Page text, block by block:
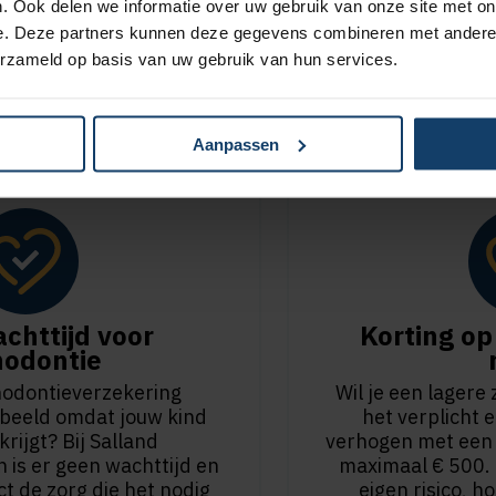
Ook delen we informatie over uw gebruik van onze site met
Deze partners kunnen deze gegevens combineren met
op basis van uw gebruik van hun services.
Aanpassen
verzekerd en wil je overstappen naar deze
in Mijn Salland.
voor
omdat jouw kind
Bij Salland
is er geen wachttijd en
de zorg die het nodig
Korting
Wil je een lagere
het verplicht
verhogen met
maximaal €
eigen risico,